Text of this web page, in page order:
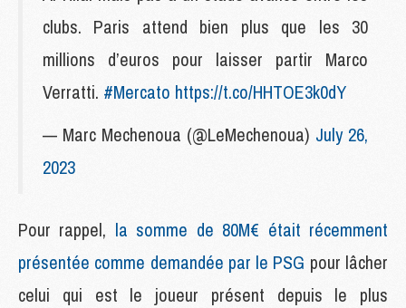
clubs. Paris attend bien plus que les 30
millions d’euros pour laisser partir Marco
Verratti. #Mercato https://t.co/HHTOE3k0dY
— Marc Mechenoua (@LeMechenoua) July 26,
2023
Pour rappel, la somme de 80M€ était récemment
présentée comme demandée par le PSG pour lâcher
celui qui est le joueur présent depuis le plus